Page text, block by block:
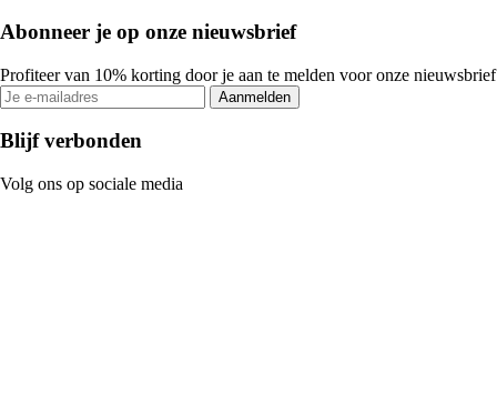
Abonneer je op onze nieuwsbrief
Profiteer van 10% korting door je aan te melden voor onze nieuwsbrief
Aanmelden
Blijf verbonden
Volg ons op sociale media